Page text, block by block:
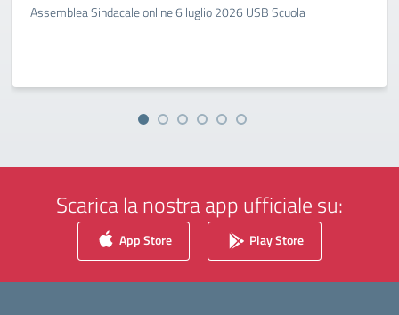
Assemblea Sindacale online 6 luglio 2026 USB Scuola
Scarica la nostra app ufficiale su:
App Store Play Store